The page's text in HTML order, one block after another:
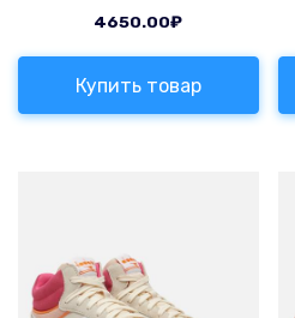
4650.00₽
Купить товар